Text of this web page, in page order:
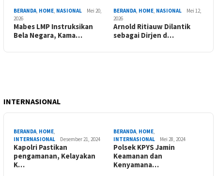
BERANDA, HOME, NASIONAL
Mei 20,
2026
Mabes LMP Instruksikan
Bela Negara, Kama…
BERANDA, HOME, NASIONAL
Mei 12,
2026
Arnold Ritiauw Dilantik
sebagai Dirjen d…
INTERNASIONAL
BERANDA, HOME,
INTERNASIONAL
Desember 21, 2024
Kapolri Pastikan
pengamanan, Kelayakan
K…
BERANDA, HOME,
INTERNASIONAL
Mei 28, 2024
Polsek KPYS Jamin
Keamanan dan
Kenyamana…